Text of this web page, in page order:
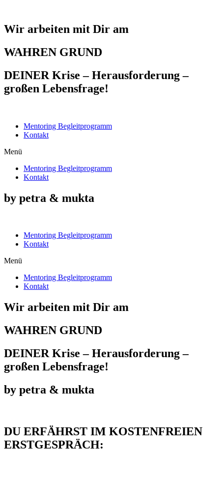
Wir arbeiten mit Dir am
WAHREN GRUND
DEINER Krise – Herausforderung –
großen Lebensfrage!
Mentoring Begleitprogramm
Kontakt
Menü
Mentoring Begleitprogramm
Kontakt
by petra & mukta
Mentoring Begleitprogramm
Kontakt
Menü
Mentoring Begleitprogramm
Kontakt
Wir arbeiten mit Dir am
WAHREN GRUND
DEINER Krise – Herausforderung –
großen Lebensfrage!
by petra & mukta
DU ERFÄHRST IM KOSTENFREIEN
ERSTGESPRÄCH: